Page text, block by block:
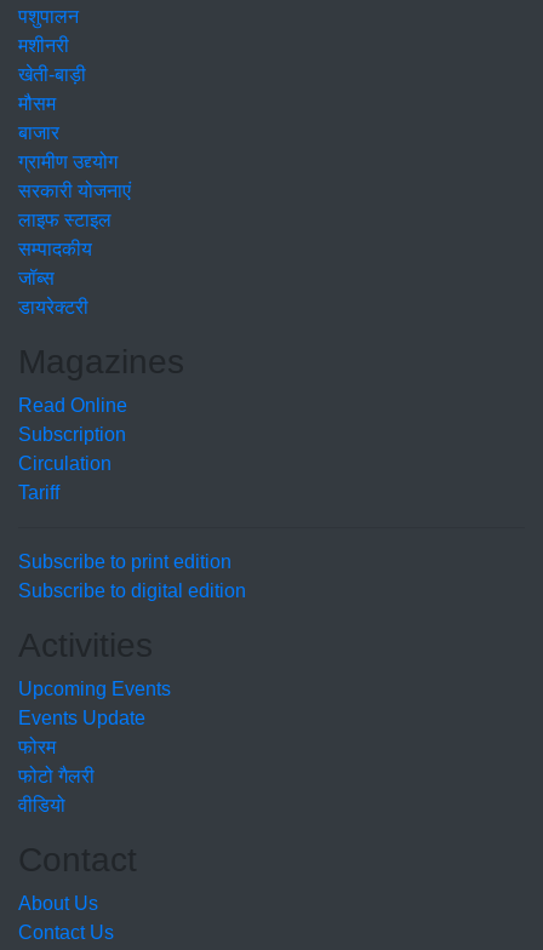
पशुपालन
मशीनरी
खेती-बाड़ी
मौसम
बाजार
ग्रामीण उद्द्योग
सरकारी योजनाएं
लाइफ स्टाइल
सम्पादकीय
जॉब्स
डायरेक्टरी
Magazines
Read Online
Subscription
Circulation
Tariff
Subscribe to print edition
Subscribe to digital edition
Activities
Upcoming Events
Events Update
फोरम
फोटो गैलरी
वीडियो
Contact
About Us
Contact Us